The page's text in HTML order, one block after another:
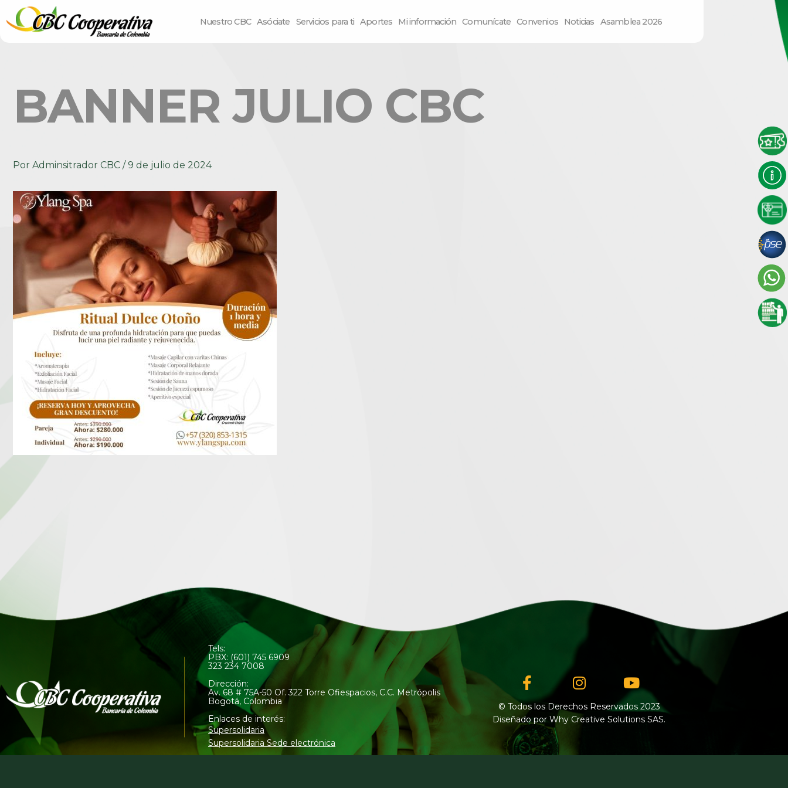
Nuestro CBC Asóciate Servicios para ti Aportes Mi información Comunícate Convenios Noticias Asamblea 2026
BANNER JULIO CBC
Por Adminsitrador CBC / 9 de julio de 2024
Tels:
PBX: (601) 745 6909
323 234 7008
Dirección:
Av. 68 # 75A-50 Of. 322 Torre Ofiespacios, C.C. Metrópolis
Bogotá, Colombia
Enlaces de interés:
Supersolidaria
Supersolidaria Sede electrónica
Facebook-
f
InstagramYoutube
© Todos los Derechos Reservados 2023
Diseñado por Why Creative Solutions SAS.